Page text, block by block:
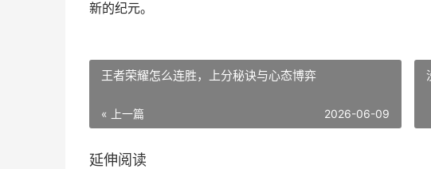
新的纪元。
王者荣耀怎么连胜，上分秘诀与心态博弈
« 上一篇 2026-06-09
延伸阅读